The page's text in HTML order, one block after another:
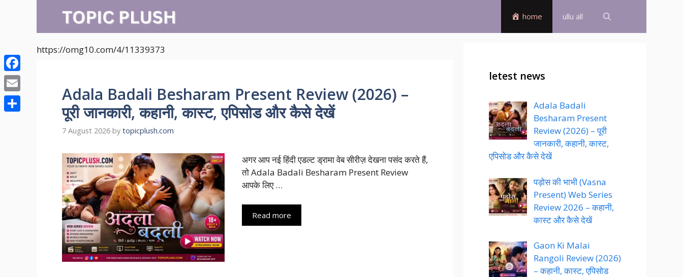
home ullu all
https://omg10.com/4/11339373
Adala Badali Besharam Present Review (2026) –
पूरी जानकारी, कहानी, कास्ट, एपिसोड और कैसे देखें
7 August 2026 by topicplush.com
अगर आप नई हिंदी एडल्ट ड्रामा वेब सीरीज़ देखना पसंद करते हैं,
तो Adala Badali Besharam Present Review
आपके लिए …
Read more
letest news
Adala Badali
Besharam Present
Review (2026) – पूरी
जानकारी, कहानी, कास्ट,
एपिसोड और कैसे देखें
पड़ोस की भाभी (Vasna
Present) Web Series
Review 2026 – कहानी,
कास्ट और कैसे देखें
Gaon Ki Malai
Rangoli Review (2026)
– कहानी, कास्ट, एपिसोड
Facebook
Email